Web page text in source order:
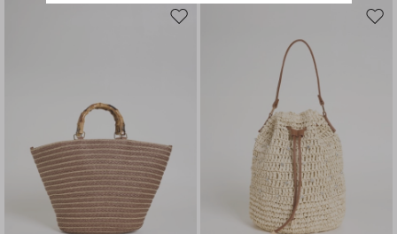
Sposta